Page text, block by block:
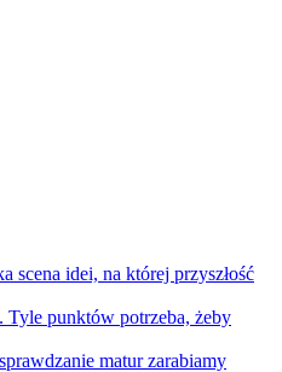
scena idei, na której przyszłość
punktów potrzeba, żeby
matur zarabiamy